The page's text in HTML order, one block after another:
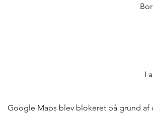
I
Google Maps blev blokeret på grund